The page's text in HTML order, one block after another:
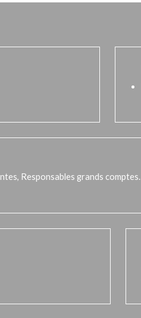
Responsables grands comptes.